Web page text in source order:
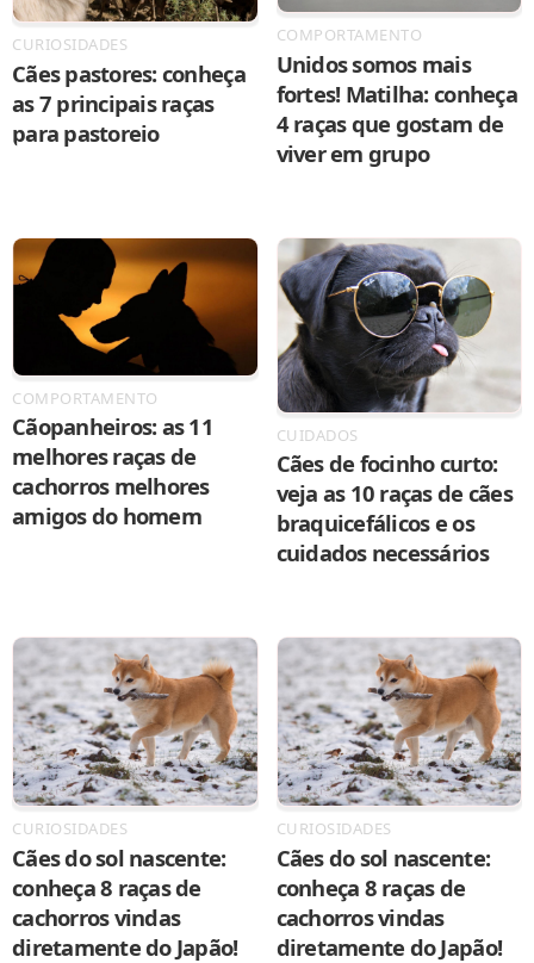
CURIOSIDADES
Cães pastores: conheça
as 7 principais raças
para pastoreio
COMPORTAMENTO
Unidos somos mais
fortes! Matilha: conheça
4 raças que gostam de
viver em grupo
COMPORTAMENTO
Cãopanheiros: as 11
melhores raças de
cachorros melhores
amigos do homem
CUIDADOS
Cães de focinho curto:
veja as 10 raças de cães
braquicefálicos e os
cuidados necessários
CURIOSIDADES
Cães do sol nascente:
conheça 8 raças de
cachorros vindas
diretamente do Japão!
CURIOSIDADES
Cães do sol nascente:
conheça 8 raças de
cachorros vindas
diretamente do Japão!